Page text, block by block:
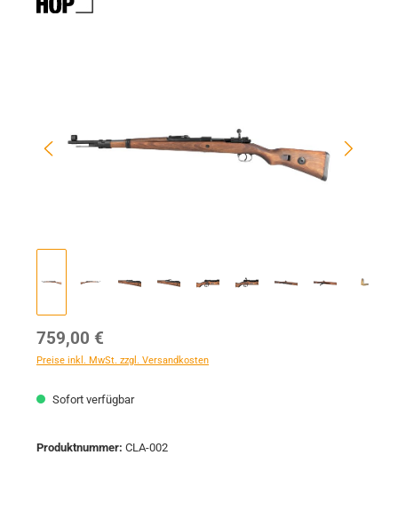
Regulärer Preis:
759,00 €
Preise inkl. MwSt. zzgl. Versandkosten
Sofort verfügbar
Produktnummer: CLA-002